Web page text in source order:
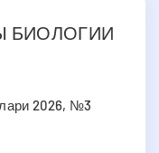
БИОЛОГИИ
2026, №3